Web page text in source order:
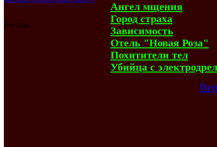
Реклама
Ангел мщения
Город страха
Зависимость
Отель "Новая Роза"
Похитители тел
Убийца с